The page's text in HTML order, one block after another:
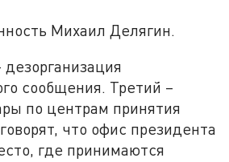
Михаил Делягин.
сообщения. Третий –
по центрам принятия
что офис президента
где принимаются